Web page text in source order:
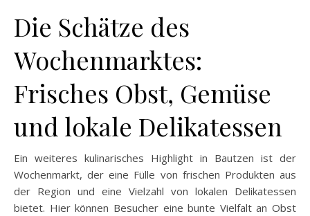
Die Schätze des
Wochenmarktes:
Frisches Obst, Gemüse
und lokale Delikatessen
Ein weiteres kulinarisches Highlight in Bautzen ist der
Wochenmarkt, der eine Fülle von frischen Produkten aus
der Region und eine Vielzahl von lokalen Delikatessen
bietet. Hier können Besucher eine bunte Vielfalt an Obst